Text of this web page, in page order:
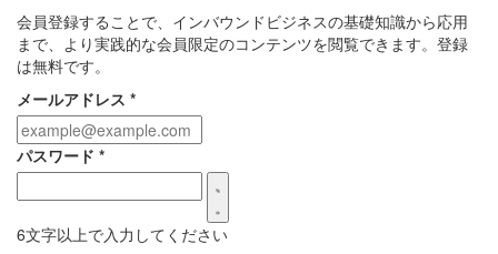
会員登録することで、インバウンドビジネスの基礎知識から応用
まで、より実践的な会員限定のコンテンツを閲覧できます。登録
は無料です。
メールアドレス *
パスワード *
6文字以上で入力してください